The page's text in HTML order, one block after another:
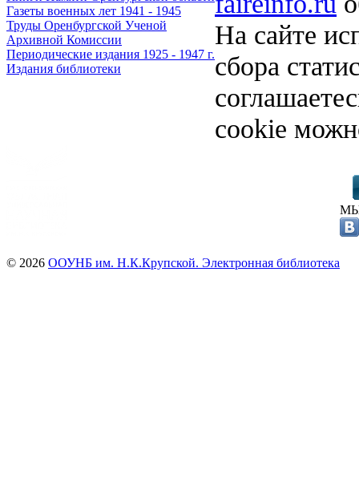
Газеты военных лет 1941 - 1945
Труды Оренбургской Ученой
Архивной Комиссии
Периодические издания 1925 - 1947 г.
Издания библиотеки
На сайте
сбора
cookie
© 2026 ООУНБ им. Н.К.Крупской. Электронная библиотека